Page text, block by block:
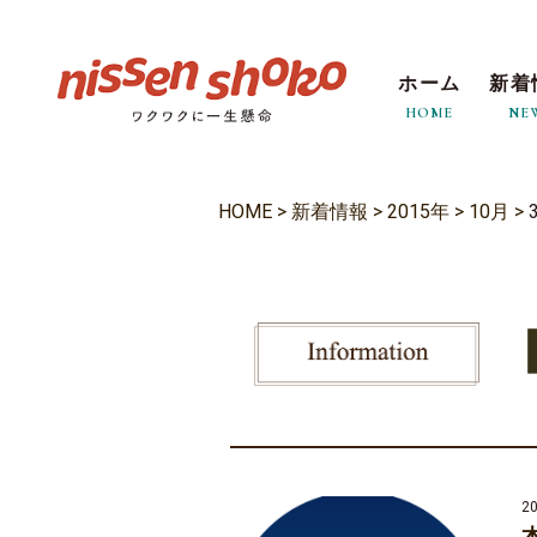
ホーム
HOME
新着
HOME > 新着情報 > 2015年 > 10月 >